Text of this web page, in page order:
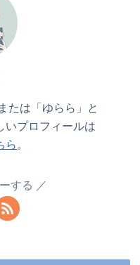
たは「ゆらら」と
いプロフィールは
ら 。
する